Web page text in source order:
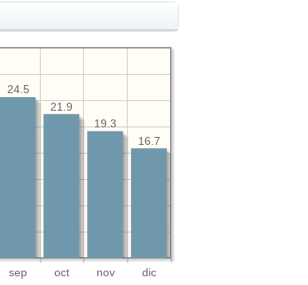
sep oct nov dic
16.7
19.3
21.9
24.5